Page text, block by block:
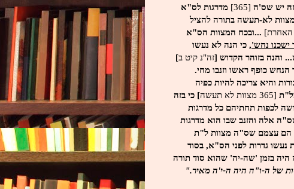
זה יש שס'ה [365]
מדרגות לס"א
לא-תעשה בתורה להציל
האחרת] ...ובכח המצוות הס"א
ישכנו נחש', כי הנה לא נעשו
והנה בזוהר הקדוש [זה"נ קיט ב]
מו 22], איך הנחש כופף ראשו וזנבו מחי.
והיא צריכה להיות כפיה
[365 מצוות לא תעשה
] כי בזה
לכפות תחתיהם כל מדרגות
אלה והזנב שבו הוא מדרגות
הם עצמם שס"ה מצוות ל"ת
נעשו גדרות לפני הס"א, בסוד
היה בזמן 'שה-יה' שהוא סוד תורה
של ה-ו"ה היה ה-י'ה מאיר."